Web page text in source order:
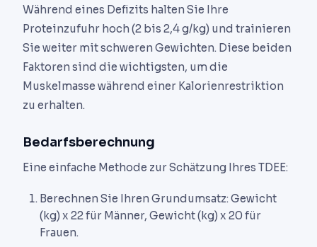
Während eines Defizits halten Sie Ihre
Proteinzufuhr hoch (2 bis 2,4 g/kg) und trainieren
Sie weiter mit schweren Gewichten. Diese beiden
Faktoren sind die wichtigsten, um die
Muskelmasse während einer Kalorienrestriktion
zu erhalten.
Bedarfsberechnung
Eine einfache Methode zur Schätzung Ihres TDEE:
Berechnen Sie Ihren Grundumsatz: Gewicht
(kg) x 22 für Männer, Gewicht (kg) x 20 für
Frauen.